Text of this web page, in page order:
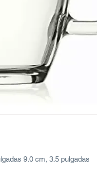
9.0 cm, 3.5 pulgadas